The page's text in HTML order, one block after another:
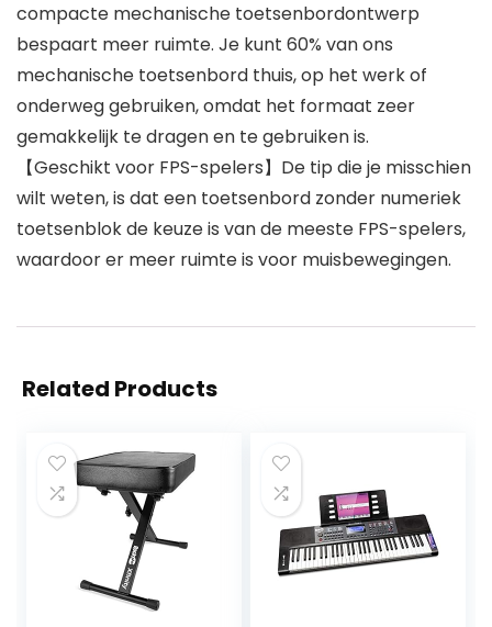
compacte mechanische toetsenbordontwerp
bespaart meer ruimte. Je kunt 60% van ons
mechanische toetsenbord thuis, op het werk of
onderweg gebruiken, omdat het formaat zeer
gemakkelijk te dragen en te gebruiken is.
【Geschikt voor FPS-spelers】De tip die je misschien
wilt weten, is dat een toetsenbord zonder numeriek
toetsenblok de keuze is van de meeste FPS-spelers,
waardoor er meer ruimte is voor muisbewegingen.
Related Products